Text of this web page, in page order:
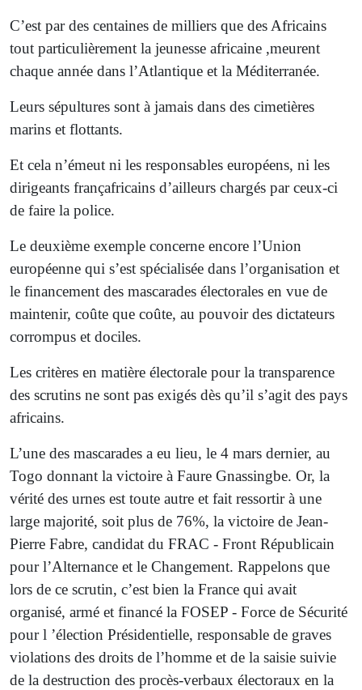
C’est par des centaines de milliers que des Africains
tout particulièrement la jeunesse africaine ,meurent
chaque année dans l’Atlantique et la Méditerranée.
Leurs sépultures sont à jamais dans des cimetières
marins et flottants.
Et cela n’émeut ni les responsables européens, ni les
dirigeants françafricains d’ailleurs chargés par ceux-ci
de faire la police.
Le deuxième exemple concerne encore l’Union
européenne qui s’est spécialisée dans l’organisation et
le financement des mascarades électorales en vue de
maintenir, coûte que coûte, au pouvoir des dictateurs
corrompus et dociles.
Les critères en matière électorale pour la transparence
des scrutins ne sont pas exigés dès qu’il s’agit des pays
africains.
L’une des mascarades a eu lieu, le 4 mars dernier, au
Togo donnant la victoire à Faure Gnassingbe. Or, la
vérité des urnes est toute autre et fait ressortir à une
large majorité, soit plus de 76%, la victoire de Jean-
Pierre Fabre, candidat du FRAC - Front Républicain
pour l’Alternance et le Changement. Rappelons que
lors de ce scrutin, c’est bien la France qui avait
organisé, armé et financé la FOSEP - Force de Sécurité
pour l ’élection Présidentielle, responsable de graves
violations des droits de l’homme et de la saisie suivie
de la destruction des procès-verbaux électoraux en la